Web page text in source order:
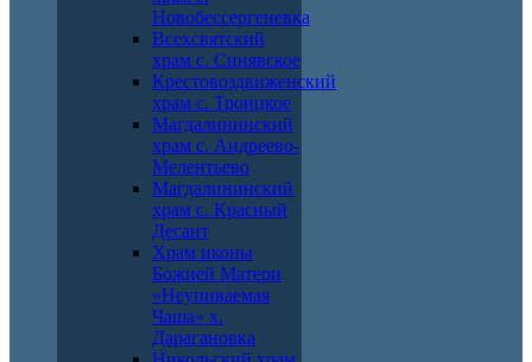
Новобессергеневка
Всехсвятский
храм с. Синявское
Крестовоздвиженский
храм с. Троицкое
Магдалининский
храм с. Андреево-
Мелентьево
Магдалининский
храм с. Красный
Десант
Храм иконы
Божией Матери
«Неупиваемая
Чаша» х.
Дарагановка